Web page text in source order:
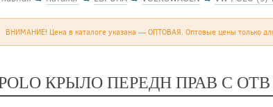
ВНИМАНИЕ! Цена в каталоге указана — ОПТОВАЯ. Оптовые цены только
КРЫЛО ПЕРЕДН ПРАВ С